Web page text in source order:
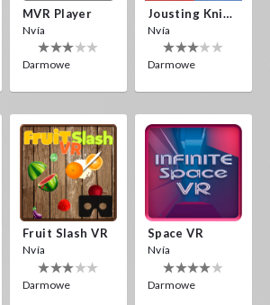
MVR Player
Nvía
Darmowe
Jousting Knights VR
Nvía
Darmowe
Fruit Slash VR
Nvía
Darmowe
Space VR
Nvía
Darmowe